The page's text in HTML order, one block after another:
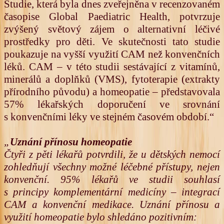
Studie, která byla dnes zveřejněna v recenzovaném
časopise Global Paediatric Health, potvrzuje
zvýšený světový zájem o alternativní léčivé
prostředky pro děti. Ve skutečnosti tato studie
poukazuje na vyšší využití CAM než konvenčních
léků. CAM – v této studii sestávající z vitamínů,
minerálů a doplňků (VMS), fytoterapie (extrakty
přírodního původu) a homeopatie – představovala
57% lékařských doporučení ve srovnání
s konvenčními léky ve stejném časovém období.“
„Uznání přínosu homeopatie
Čtyři z pěti lékařů potvrdili, že u dětských nemocí
zohledňují všechny možné léčebné přístupy, nejen
konvenční. 95% lékařů ve studii souhlasí
s principy komplementární medicíny – integrací
CAM a konvenční medikace. Uznání přínosu a
využití homeopatie bylo shledáno pozitivním: